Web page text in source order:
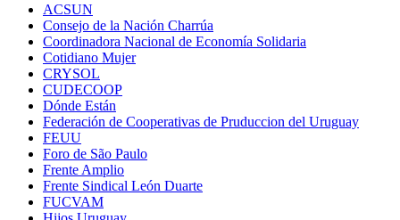
ACSUN
Consejo de la Nación Charrúa
Coordinadora Nacional de Economía Solidaria
Cotidiano Mujer
CRYSOL
CUDECOOP
Dónde Están
Federación de Cooperativas de Pruduccion del Uruguay
FEUU
Foro de São Paulo
Frente Amplio
Frente Sindical León Duarte
FUCVAM